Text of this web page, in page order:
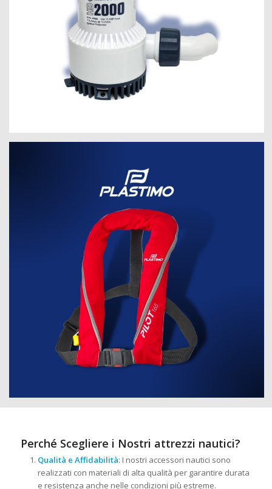
Perché Scegliere i Nostri attrezzi nautici?
Qualità e Affidabilità: I nostri accessori nautici sono
realizzati con materiali di alta qualità per garantire durata
e resistenza anche nelle condizioni più estreme.